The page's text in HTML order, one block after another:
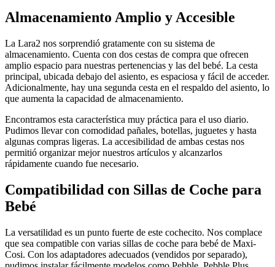
Almacenamiento Amplio y Accesible
La Lara2 nos sorprendió gratamente con su sistema de
almacenamiento. Cuenta con dos cestas de compra que ofrecen
amplio espacio para nuestras pertenencias y las del bebé. La cesta
principal, ubicada debajo del asiento, es espaciosa y fácil de acceder.
Adicionalmente, hay una segunda cesta en el respaldo del asiento, lo
que aumenta la capacidad de almacenamiento.
Encontramos esta característica muy práctica para el uso diario.
Pudimos llevar con comodidad pañales, botellas, juguetes y hasta
algunas compras ligeras. La accesibilidad de ambas cestas nos
permitió organizar mejor nuestros artículos y alcanzarlos
rápidamente cuando fue necesario.
Compatibilidad con Sillas de Coche para
Bebé
La versatilidad es un punto fuerte de este cochecito. Nos complace
que sea compatible con varias sillas de coche para bebé de Maxi-
Cosi. Con los adaptadores adecuados (vendidos por separado),